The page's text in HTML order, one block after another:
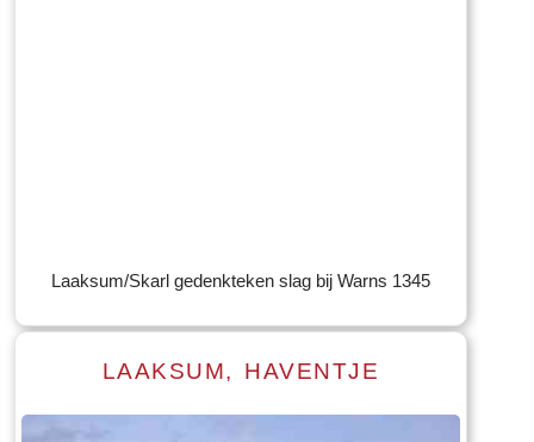
Laaksum/Skarl gedenkteken slag bij Warns 1345
LAAKSUM, HAVENTJE